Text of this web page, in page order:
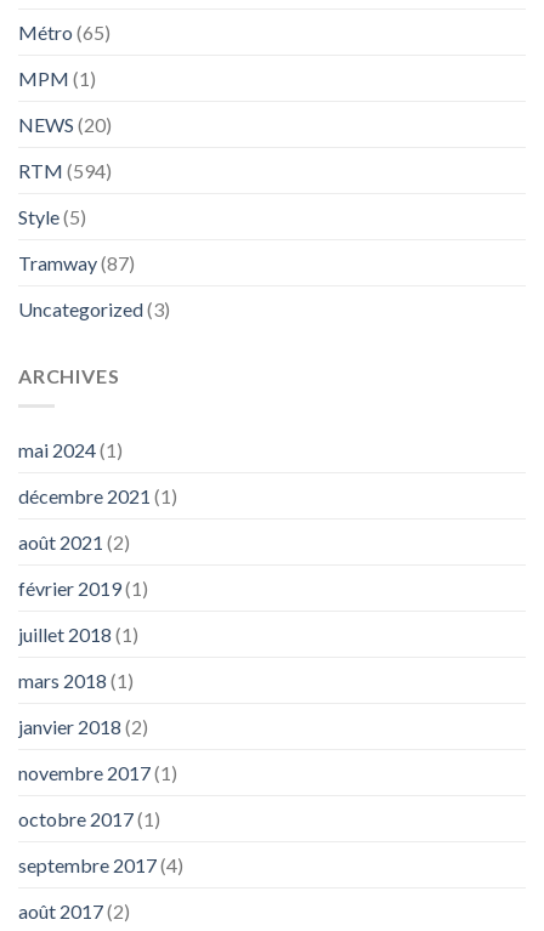
Métro (65)
MPM (1)
NEWS (20)
RTM (594)
Style(5)
Tramway(87)
Uncategorized(3)
ARCHIVES
mai 2024(1)
décembre 2021 (1)
août 2021 (2)
février 2019(1)
juillet 2018 (1)
mars 2018 (1)
janvier 2018 (2)
novembre 2017(1)
octobre 2017(1)
septembre 2017(4)
août 2017(2)